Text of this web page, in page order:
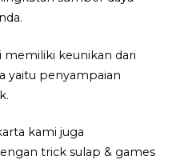
memiliki keunikan dari
yaitu penyampaian
kami juga
trick sulap & games